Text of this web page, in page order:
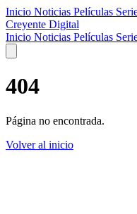
Inicio Noticias Películas
Creyente Digital
Inicio Noticias Películas
404
Página no encontrada.
Volver al inicio